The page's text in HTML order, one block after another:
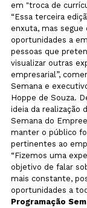
em "troca de
“Essa terceira
enxuta, mas
oportunidades a
pessoas que
visualizar outras
empresarial”,
Semana e
Hoppe de Souza.
ideia da realização
Semana do
manter o público
pertinentes ao
“Fizemos uma
objetivo de falar
mais constante,
oportunidades a
Programação